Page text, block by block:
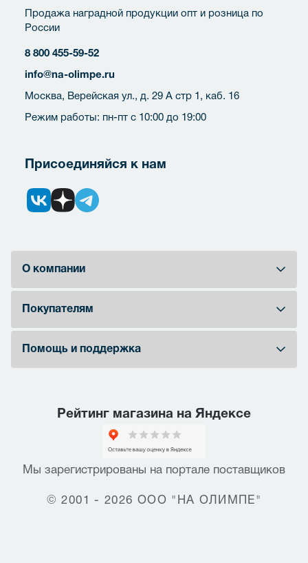
Продажа наградной продукции опт и розница по
России
8 800 455-59-52
info@na-olimpe.ru
Москва, Верейская ул., д. 29 А стр 1, каб. 16
Режим работы: пн-пт с 10:00 до 19:00
Присоединяйся к нам
О компании
Покупателям
Помощь и поддержка
Рейтинг магазина на Яндексе
Мы зарегистрированы на портале поставщиков
© 2001 - 2026 ООО "НА ОЛИМПЕ"